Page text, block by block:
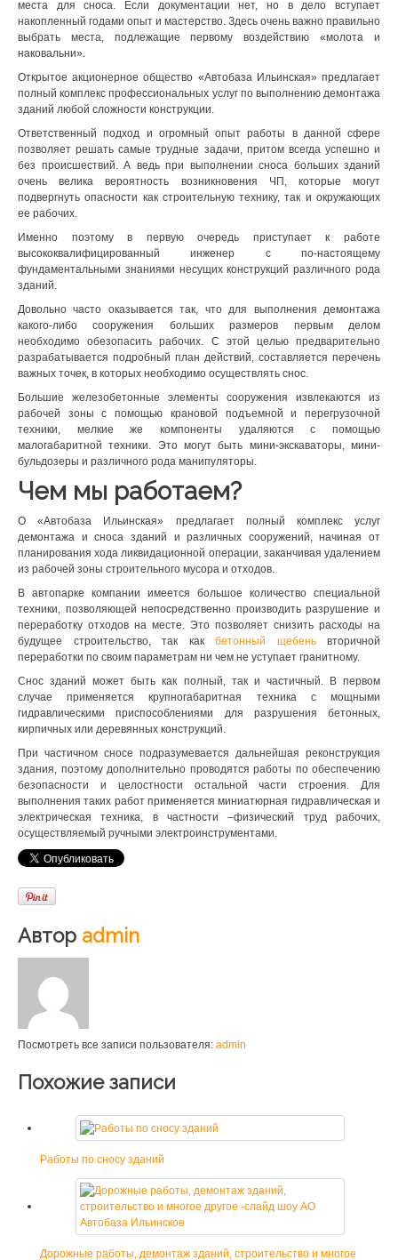
места для сноса. Если документации нет, но в дело вступает
накопленный годами опыт и мастерство. Здесь очень важно правильно
выбрать места, подлежащие первому воздействию «молота и
наковальни».
Открытое акционерное общество «Автобаза Ильинская» предлагает
полный комплекс профессиональных услуг по выполнению демонтажа
зданий любой сложности конструкции.
Ответственный подход и огромный опыт работы в данной сфере
позволяет решать самые трудные задачи, притом всегда успешно и
без происшествий. А ведь при выполнении сноса больших зданий
очень велика вероятность возникновения ЧП, которые могут
подвергнуть опасности как строительную технику, так и окружающих
ее рабочих.
Именно поэтому в первую очередь приступает к работе
высококвалифицированный инженер с по-настоящему
фундаментальными знаниями несущих конструкций различного рода
зданий.
Довольно часто оказывается так, что для выполнения демонтажа
какого-либо сооружения больших размеров первым делом
необходимо обезопасить рабочих. С этой целью предварительно
разрабатывается подробный план действий, составляется перечень
важных точек, в которых необходимо осуществлять снос.
Большие железобетонные элементы сооружения извлекаются из
рабочей зоны с помощью крановой подъемной и перегрузочной
техники, мелкие же компоненты удаляются с помощью
малогабаритной техники. Это могут быть мини-экскаваторы, мини-
бульдозеры и различного рода манипуляторы.
Чем мы работаем?
О «Автобаза Ильинская» предлагает полный комплекс услуг
демонтажа и сноса зданий и различных сооружений, начиная от
планирования хода ликвидационной операции, заканчивая удалением
из рабочей зоны строительного мусора и отходов.
В автопарке компании имеется большое количество специальной
техники, позволяющей непосредственно производить разрушение и
переработку отходов на месте. Это позволяет снизить расходы на
будущее строительство, так какбетонный щебеньвторичной
переработки по своим параметрам ни чем не уступает гранитному.
Снос зданий может быть как полный, так и частичный. В первом
случае применяется крупногабаритная техника с мощными
гидравлическими приспособлениями для разрушения бетонных,
кирпичных или деревянных конструкций.
При частичном сносе подразумевается дальнейшая реконструкция
здания, поэтому дополнительно проводятся работы по обеспечению
безопасности и целостности остальной части строения. Для
выполнения таких работ применяется миниатюрная гидравлическая и
электрическая техника, в частности –физический труд рабочих,
осуществляемый ручными электроинструментами.
Автор admin
Посмотреть все записи пользователя: admin
Похожие записи
Работы по сносу зданий
Дорожные работы, демонтаж зданий, строительство и многое